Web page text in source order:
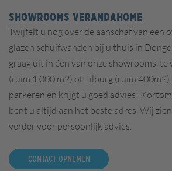
SHOWROOMS VERANDAHOME
Twijfelt u nog over de aanschaf van een
glazen schuifwanden bij u thuis in
graag uit in één van onze showrooms,
(ruim 1.000 m2) of Tilburg (ruim
parkeren en krijgt u goed advies!
bent u altijd aan het beste adres. Wij
verder voor persoonlijk advies.
Contact opnemen